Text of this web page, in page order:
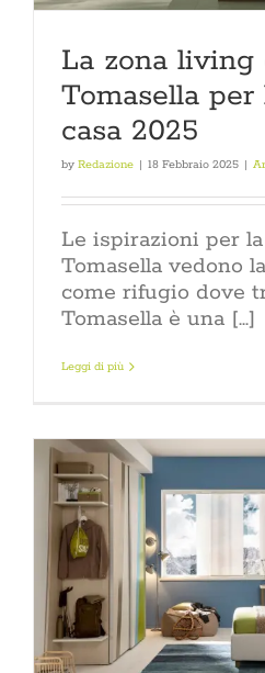
La zona living
Tomasella
casa 2025
by Redazione | 18 Febbraio 2025 |
Le ispirazioni per
Tomasella vedono
come rifugio dove
Tomasella è una [...]
Leggi di più